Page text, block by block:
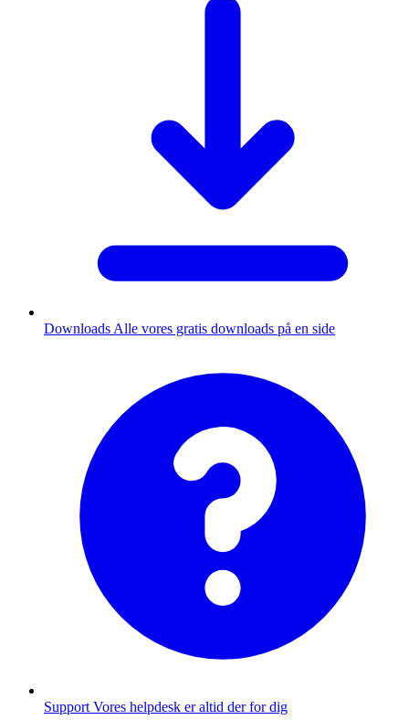
Downloads Alle vores gratis downloads på en side
Support Vores helpdesk er altid der for dig